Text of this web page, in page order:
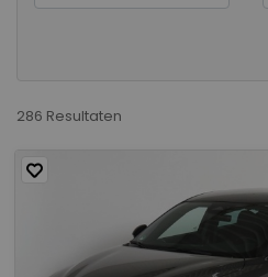
286 Resultaten